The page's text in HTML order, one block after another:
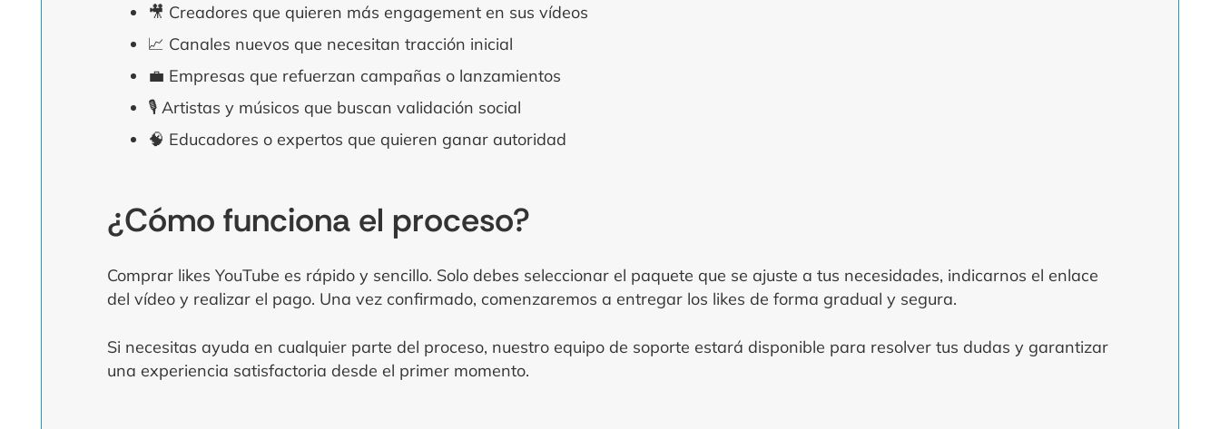
🎥 Creadores que quieren más engagement en sus vídeos
📈 Canales nuevos que necesitan tracción inicial
💼 Empresas que refuerzan campañas o lanzamientos
🎙️ Artistas y músicos que buscan validación social
🧠 Educadores o expertos que quieren ganar autoridad
¿Cómo funciona el proceso?
Comprar likes YouTube es rápido y sencillo. Solo debes seleccionar el paquete que se ajuste a tus necesidades, indicarnos el enlace
del vídeo y realizar el pago. Una vez confirmado, comenzaremos a entregar los likes de forma gradual y segura.
Si necesitas ayuda en cualquier parte del proceso, nuestro equipo de soporte estará disponible para resolver tus dudas y garantizar
una experiencia satisfactoria desde el primer momento.